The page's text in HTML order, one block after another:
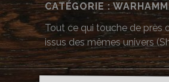
CATÉGORIE :
Tout ce qui touche de près
issus des mêmes univers